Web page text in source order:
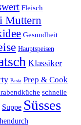
Fleisch
Muttern
Gesundheit
Hauptspeisen
Klassiker
Pasta Prep & Cook
schnelle
Suppe Süsses